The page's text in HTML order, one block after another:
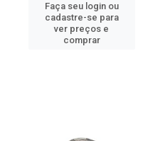
Faça seu login ou
cadastre-se para
ver preços e
comprar